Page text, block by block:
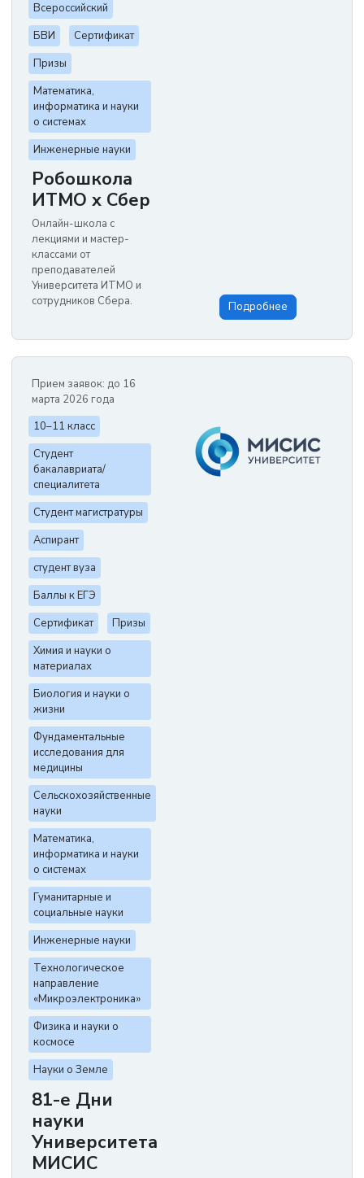
Всероссийский
БВИ
Сертификат
Призы
Математика,
информатика и науки
о системах
Инженерные науки
Робошкола
ИТМО х Сбер
Онлайн-школа с
лекциями и мастер-
классами от
преподавателей
Университета ИТМО и
сотрудников Сбера.
Подробнее
Прием заявок: до 16
марта 2026 года
10–11 класс
Студент
бакалавриата/
специалитета
Студент магистратуры
Аспирант
студент вуза
Баллы к ЕГЭ
Сертификат
Призы
Химия и науки о
материалах
Биология и науки о
жизни
Фундаментальные
исследования для
медицины
Сельскохозяйственные
науки
Математика,
информатика и науки
о системах
Гуманитарные и
социальные науки
Инженерные науки
Технологическое
направление
«Микроэлектроника»
Физика и науки о
космосе
Науки о Земле
81-е Дни
науки
Университета
МИСИС